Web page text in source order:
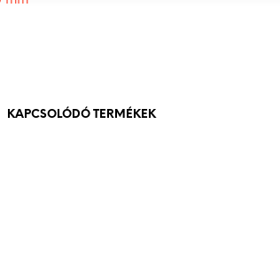
KAPCSOLÓDÓ TERMÉKEK